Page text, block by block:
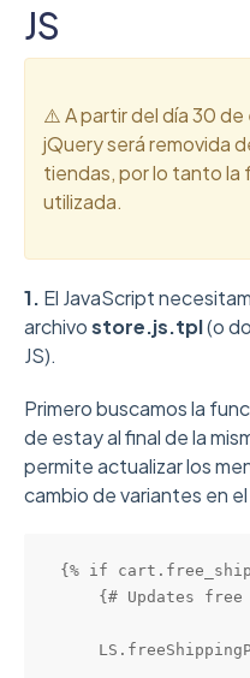
JS
⚠️ A partir del día 30 de
jQuery será removida
tiendas, por lo tanto la
utilizada.
1. El JavaScript
archivostore.js.tpl(o
JS).
Primero buscamos la
de estay al final de la
permite actualizar los
cambio de variantes en
{% if
{# Updates free